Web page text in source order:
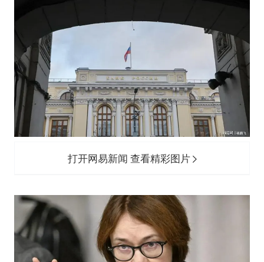
打开网易新闻 查看精彩图片